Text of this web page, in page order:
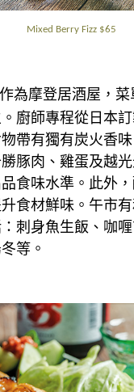
Mixed Berry Fizz $65
為摩登居酒屋，
廚師專程從日本
帶有獨有炭火香
豚肉、雞蛋及越
食味水準。此外
食材鮮味。午市
刺身魚生飯、咖
等。